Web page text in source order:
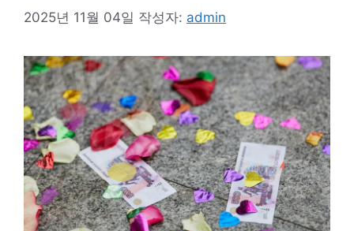
2025년 11월 04일 작성자: admin